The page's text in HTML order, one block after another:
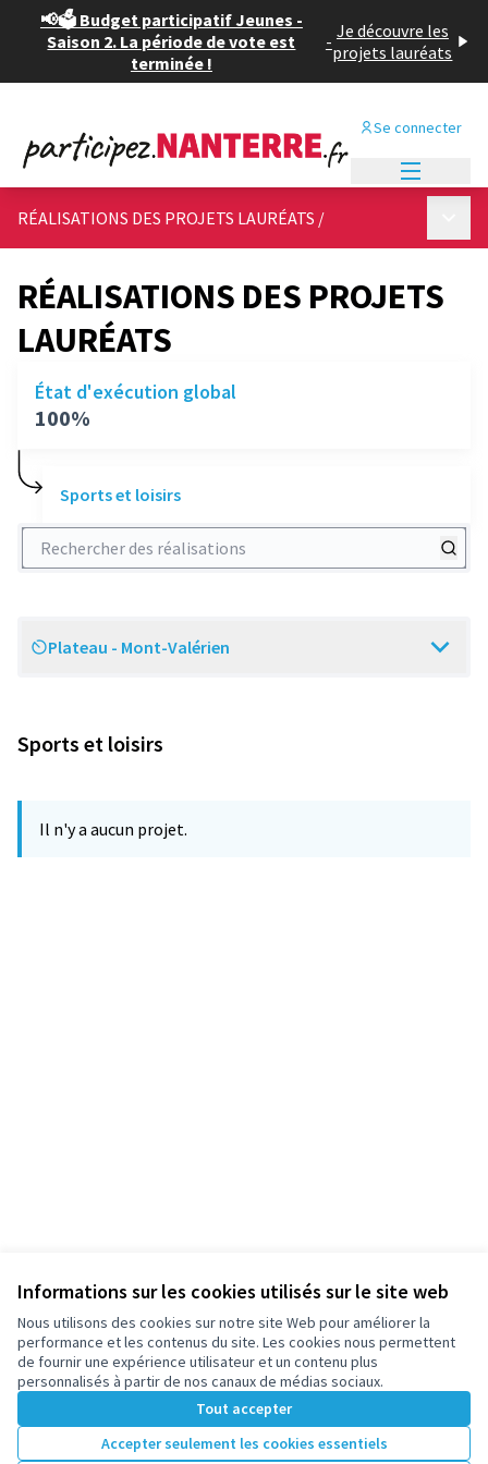
Informations sur les cookies utilisés sur le site web
Nous utilisons des cookies sur notre site Web pour améliorer la
performance et les contenus du site. Les cookies nous permettent
de fournir une expérience utilisateur et un contenu plus
personnalisés à partir de nos canaux de médias sociaux.
Tout accepter
Accepter seulement les cookies essentiels
📢🗳️ Budget participatif Jeunes -
Saison 2. La période de vote est
terminée !
- Je découvre les
projets lauréats
Se connecter
RÉALISATIONS DES PROJETS LAURÉATS /
RÉALISATIONS DES PROJETS
LAURÉATS
État d'exécution global
100%
Sports et loisirs
Rechercher des réalisations
Scope
Plateau - Mont-Valérien
Sports et loisirs
Il n'y a aucun projet.